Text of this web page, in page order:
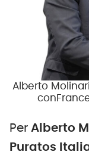
Alberto
Per Alberto
Puratos